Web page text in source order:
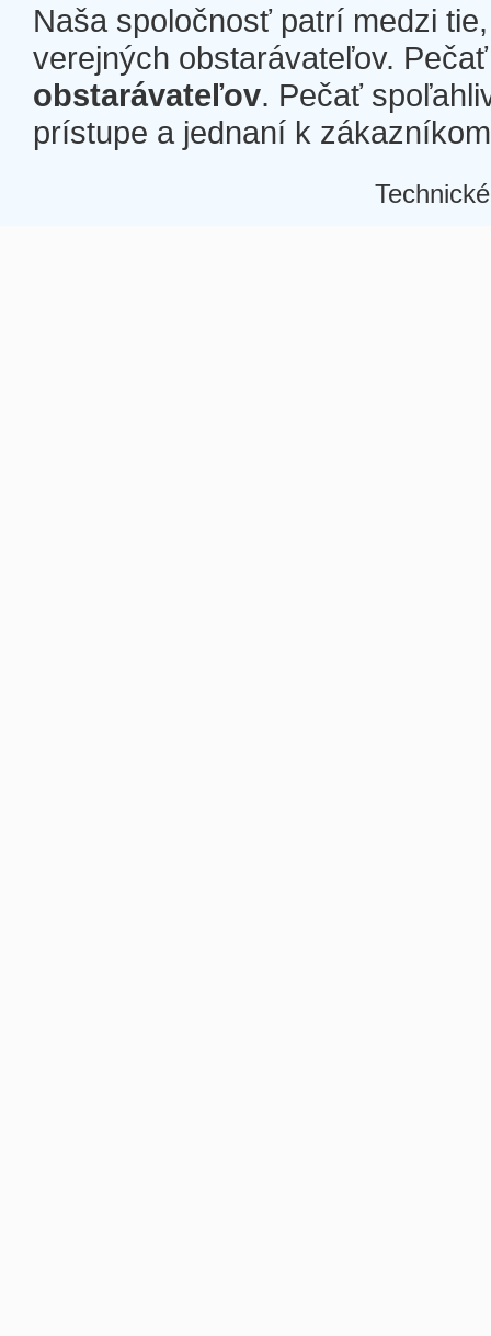
Naša spoločnosť patrí medzi
verejných obstarávateľov.
obstarávateľov. Pečať
prístupe a jednaní k